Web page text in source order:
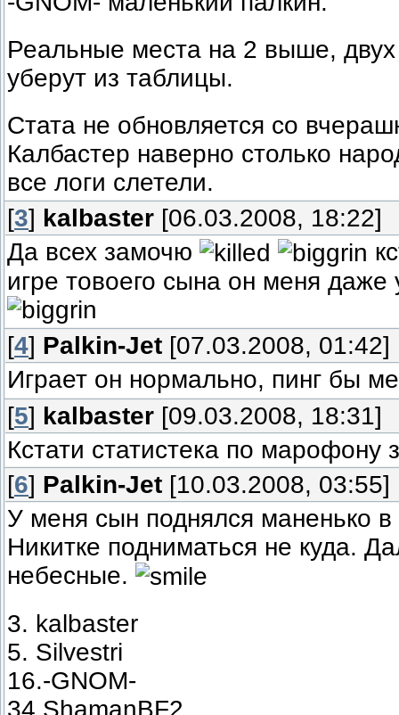
Реальные места на 2 выше,
уберут из таблицы.
Стата не обновляется со
Калбастер наверно столько
все логи слетели.
[3] kalbaster [06.03.2008, 18:22]
Да всех замочю
игре товоего сына он меня даже
[4] Palkin-Jet [07.03.2008, 01:42]
Играет он нормально, пинг бы
[5] kalbaster [09.03.2008, 18:31]
Кстати статистека по марофону
[6] Palkin-Jet [10.03.2008, 03:55]
У меня сын поднялся маненько
Никитке подниматься не куда.
небесные.
3. kalbaster
5. Silvestri
16.-GNOM-